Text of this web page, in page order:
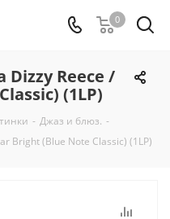
0
Dizzy Reece /
(1LP)
- Джаз и блюз. -
Bright (Blue Note Classic) (1LP)